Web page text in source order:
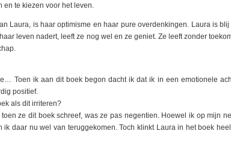
te kiezen voor het leven.
Laura, is haar optimisme en haar pure overdenkingen. Laura is
leven nadert, leeft ze nog wel en ze geniet. Ze leeft zonder
Toen ik aan dit boek begon dacht ik dat ik in een emotionele
positief.
als dit irriteren?
ze dit boek schreef, was ze pas negentien. Hoewel ik op mijn
daar nu wel van teruggekomen. Toch klinkt Laura in het boek